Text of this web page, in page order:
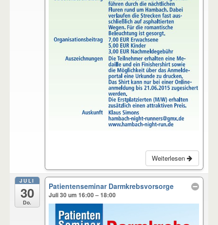
Weiterlesen
JULI
30
Do.
Patientenseminar Darmkrebsvorsorge
Juli 30 um 16:00 – 18:00